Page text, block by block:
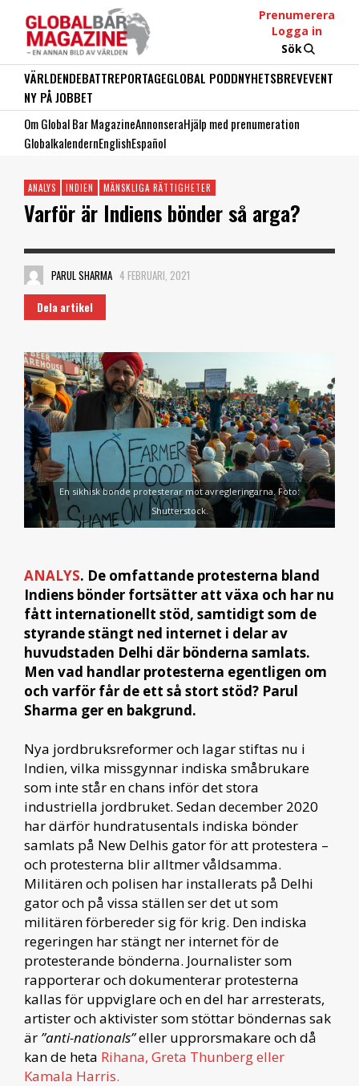
Prenumerera
Logga in
Sök
VÄRLDENDEBATTREPORTAGEGLOBAL PODDNYHETSBREVEVENT
NY PÅ JOBBET
Om Global Bar MagazineAnnonseraHjälp med prenumeration
GlobalkalendernEnglishEspañol
ANALYS INDIEN MÄNSKLIGA RÄTTIGHETER
Varför är Indiens bönder så arga?
PARUL SHARMA 4 FEBRUARI, 2021
Dela artikel
En sikhisk bonde protesterar mot avregleringarna. Foto:
Shutterstock.
ANALYS. De omfattande protesterna bland
Indiens bönder fortsätter att växa och har nu
fått internationellt stöd, samtidigt som de
styrande stängt ned internet i delar av
huvudstaden Delhi där bönderna samlats.
Men vad handlar protesterna egentligen om
och varför får de ett så stort stöd? Parul
Sharma ger en bakgrund.
Nya jordbruksreformer och lagar stiftas nu i
Indien, vilka missgynnar indiska småbrukare
som inte står en chans inför det stora
industriella jordbruket. Sedan december 2020
har därför hundratusentals indiska bönder
samlats på New Delhis gator för att protestera –
och protesterna blir alltmer våldsamma.
Militären och polisen har installerats på Delhi
gator och på vissa ställen ser det ut som
militären förbereder sig för krig. Den indiska
regeringen har stängt ner internet för de
protesterande bönderna. Journalister som
rapporterar och dokumenterar protesterna
kallas för uppviglare och en del har arresterats,
artister och aktivister som stöttar böndernas sak
är ”anti-nationals”eller upprorsmakare och då
kan de heta Rihana, Greta Thunberg eller
Kamala Harris.